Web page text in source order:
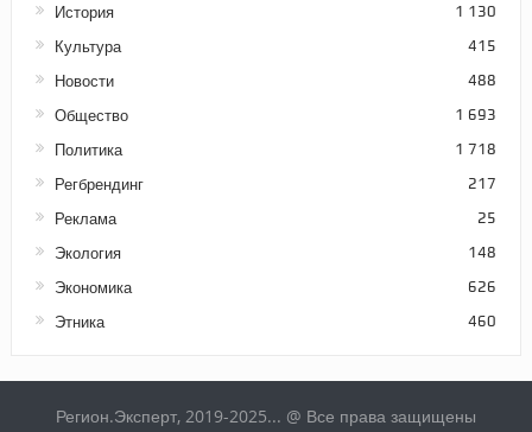
История 1 130
Культура 415
Новости 488
Общество 1 693
Политика 1 718
Регбрендинг 217
Реклама 25
Экология 148
Экономика 626
Этника 460
Регион.Эксперт, 2019-2025... @ Все права защищены